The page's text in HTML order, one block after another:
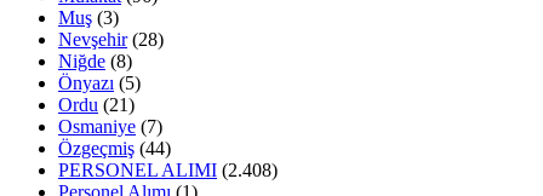
Muş (3)
Nevşehir(28)
Niğde (8)
Önyazı (5)
Ordu (21)
Osmaniye (7)
Özgeçmiş (44)
PERSONEL ALIMI (2.408)
Personel Alımı (1)